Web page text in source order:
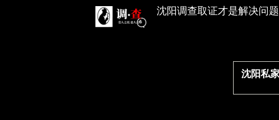
沈阳调查取证才是解决问
沈阳私